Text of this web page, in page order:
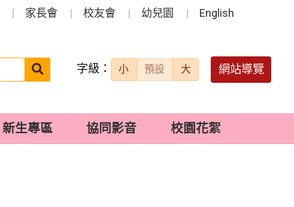
家長會 校友會 幼兒園 English
搜
送出 字級： 小 預設 大 網站導覽
新生專區 協同影音 校園花絮